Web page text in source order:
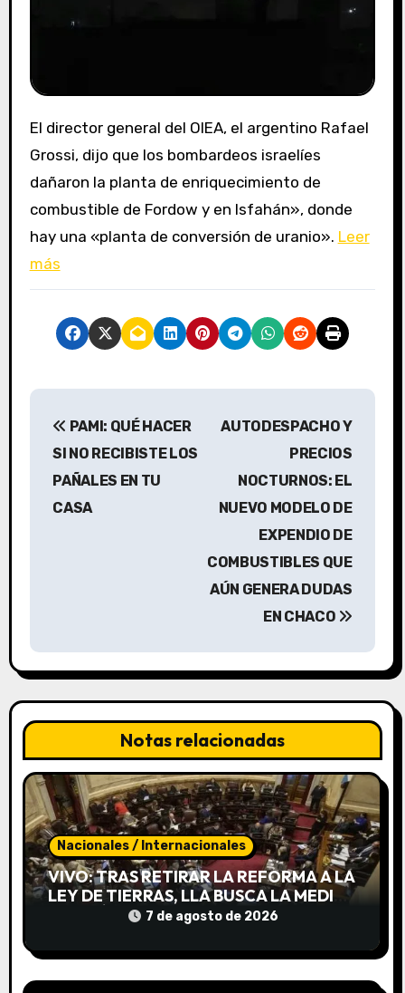
El director general del OIEA, el argentino Rafael
Grossi, dijo que los bombardeos israelíes
dañaron la planta de enriquecimiento de
combustible de Fordow y en Isfahán», donde
hay una «planta de conversión de uranio». Leer
más
N
i
ó
d
e
e
n
r
PAMI: QUÉ HACER
SI NO RECIBISTE LOS
PAÑALES EN TU
CASA
AUTODESPACHO Y
PRECIOS
NOCTURNOS: EL
NUEVO MODELO DE
EXPENDIO DE
COMBUSTIBLES QUE
AÚN GENERA DUDAS
EN CHACO
Notas relacionadas
Nacionales / Internacionales
VIVO: TRAS RETIRAR LA REFORMA A LA
LEY DE TIERRAS, LLA BUSCA LA MEDIA
SANCIÓN DE INVIOLABILIDAD DE LA
7 de agosto de 2026